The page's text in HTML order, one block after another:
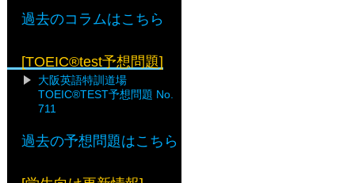
過去のコラムはこちら
[TOEIC®test予想問題]
大阪英語特訓道場
TOEIC®TEST予想問題 No.
711
過去の予想問題はこちら